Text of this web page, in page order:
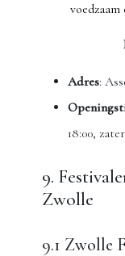
Adres:
18:00,
9.
Zwolle
9.1 Zwolle